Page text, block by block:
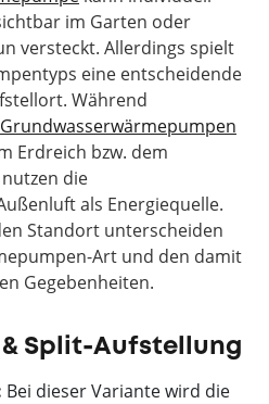
im Garten oder
versteckt. Allerdings spielt
eine entscheidende
Während
Grundwasserwärmepumpen
Erdreich bzw. dem
die
als Energiequelle.
Standort unterscheiden
Art und den damit
Gegebenheiten.
Split-Aufstellung
Bei dieser Variante wird die